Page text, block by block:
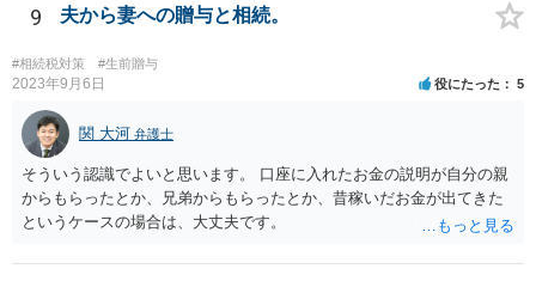
れた方がよいと思います。 倒れた弁護士は脳梗塞で倒れたようで
すが、 判断能力があり、復代理を倒れた弁護士の判断で復代理を
選任したのか 即ち、復代理人の選任は有効なのかという問題もあ
ると思います。
9 夫から妻への贈与と相続。
#相続税対策 #生前贈与
2023年9月6日 役にたった 5
関 大河 弁護士
そういう認識でよいと思います。 口座に入れたお金の説明が自分の親
からもらったとか、兄弟からもらったとか、昔稼いだお金が出てきた
というケースの場合は、大丈夫です。